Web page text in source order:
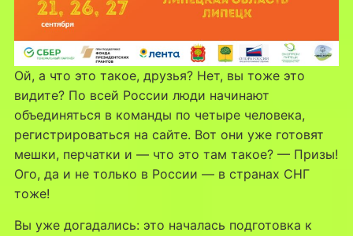
Ой, а что это такое, друзья? Нет, вы тоже это
видите? По всей России люди начинают
объединяться в команды по четыре человека,
регистрироваться на сайте. Вот они уже готовят
мешки, перчатки и — что это там такое? — Призы!
Ого, да и не только в России — в странах СНГ
тоже!
Вы уже догадались: это началась подготовка к